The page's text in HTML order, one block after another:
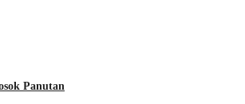
Panutan